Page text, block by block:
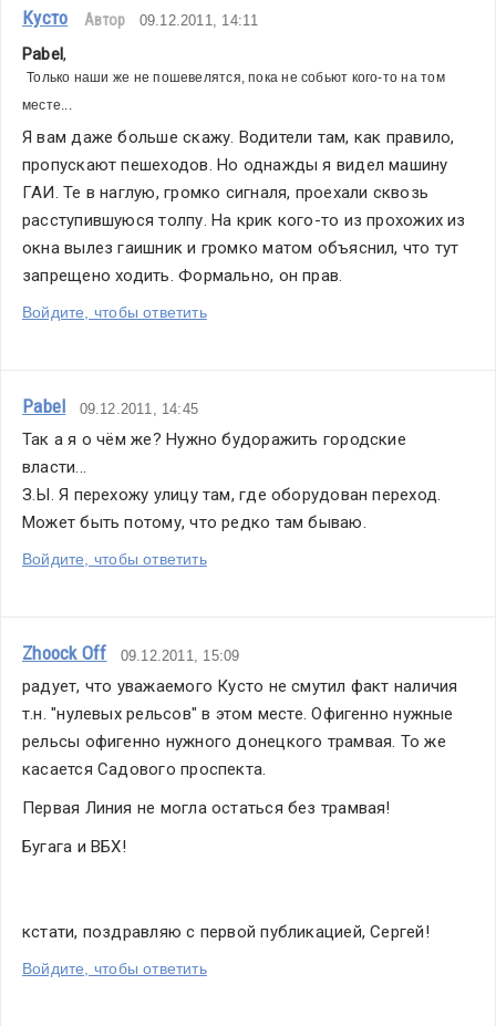
Кусто Автор 09.12.2011, 14:11
Pabel,
Только наши же не пошевелятся, пока не собьют кого-то на том
месте...
Я вам даже больше скажу. Водители там, как правило,
пропускают пешеходов. Но однажды я видел машину
ГАИ. Те в наглую, громко сигналя, проехали сквозь
расступившуюся толпу. На крик кого-то из прохожих из
окна вылез гаишник и громко матом объяснил, что тут
запрещено ходить. Формально, он прав.
Войдите, чтобы ответить
Pabel 09.12.2011, 14:45
Так а я о чём же? Нужно будоражить городские
власти...
З.Ы. Я перехожу улицу там, где оборудован переход.
Может быть потому, что редко там бываю.
Войдите, чтобы ответить
Zhoock Off 09.12.2011, 15:09
радует, что уважаемого Кусто не смутил факт наличия
т.н. "нулевых рельсов" в этом месте. Офигенно нужные
рельсы офигенно нужного донецкого трамвая. То же
касается Садового проспекта.
Первая Линия не могла остаться без трамвая!
Бугага и ВБХ!
кстати, поздравляю с первой публикацией, Сергей!
Войдите, чтобы ответить